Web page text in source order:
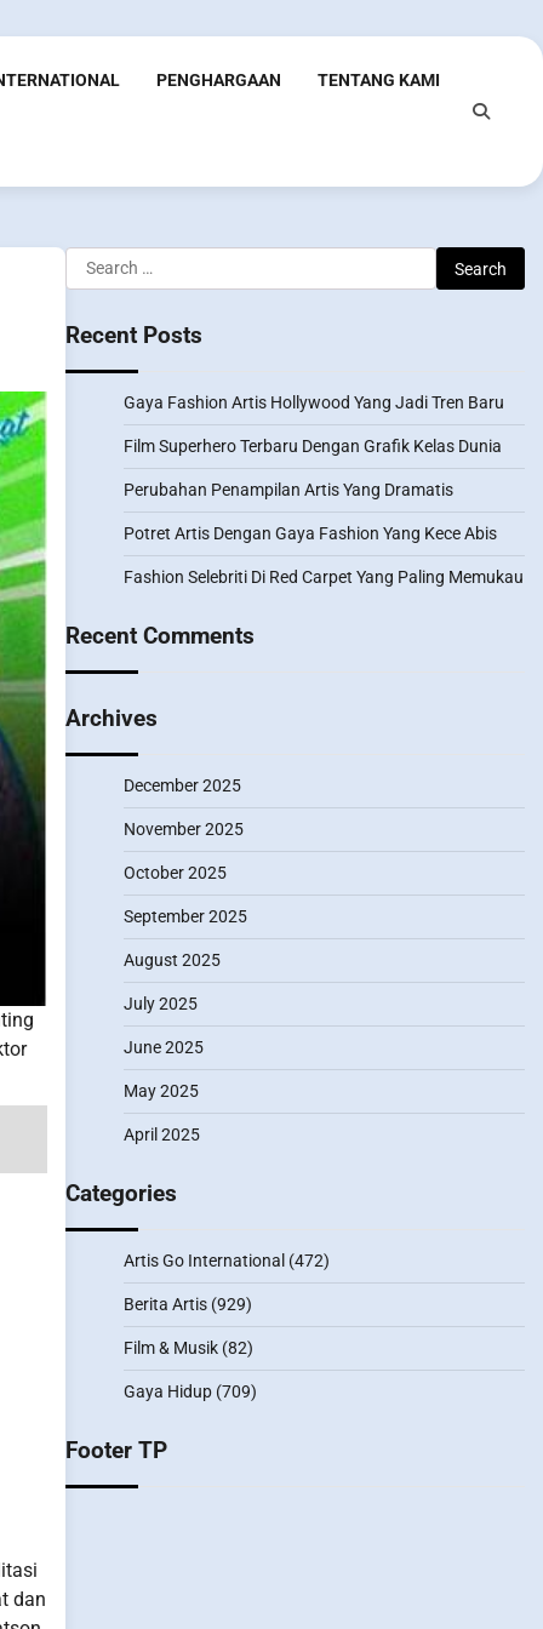
PENGHARGAAN TENTANG KAMI
dan
Search
for:
Recent Posts
Gaya Fashion Artis Hollywood Yang Jadi Tren Baru
Film Superhero Terbaru Dengan Grafik Kelas Dunia
Perubahan Penampilan Artis Yang Dramatis
Potret Artis Dengan Gaya Fashion Yang Kece Abis
Fashion Selebriti Di Red Carpet Yang Paling Memukau
Recent Comments
Archives
December 2025
November 2025
October 2025
September 2025
August 2025
July 2025
June 2025
May 2025
April 2025
Categories
Artis Go International (472)
Berita Artis(929)
Film & Musik(82)
Gaya Hidup(709)
Footer TP